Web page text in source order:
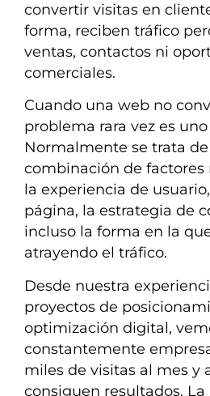
convertir visitas en
forma, reciben tráfico
ventas, contactos ni
comerciales.
Cuando una web no
problema rara vez es uno
Normalmente se trata
combinación de factores
la experiencia de
página, la estrategia de
incluso la forma en la
atrayendo el tráfico.
Desde nuestra
proyectos de
optimización digital,
constantemente
miles de visitas al mes y
consiguen resultados.